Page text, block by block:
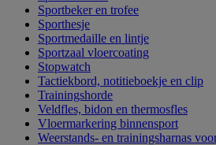
Sportbeker en trofee
Sporthesje
Sportmedaille en lintje
Sportzaal vloercoating
Stopwatch
Tactiekbord, notitieboekje en clip
Trainingshorde
Veldfles, bidon en thermosfles
Vloermarkering binnensport
Weerstands- en trainingsharnas